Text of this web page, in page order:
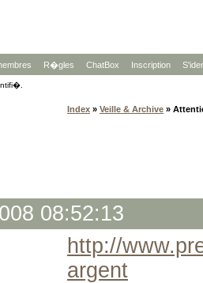
R�gles ChatBox Inscription
Index » Veille & Archive »
08:52:13
http://
argent